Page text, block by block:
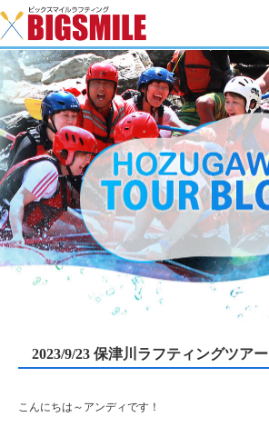
2023/9/23 保津川ラフティングツアー
こんにちは～アンディです！